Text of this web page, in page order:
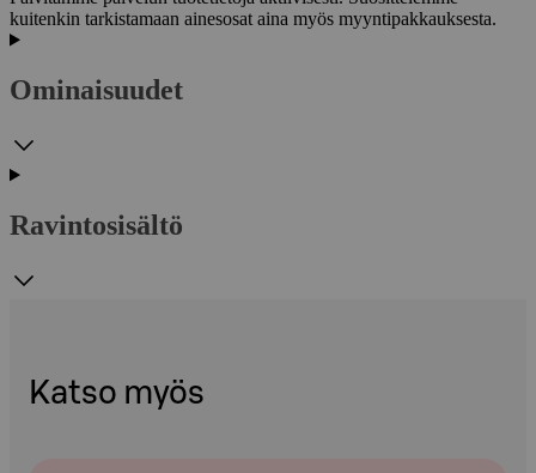
kuitenkin tarkistamaan ainesosat aina myös myyntipakkauksesta.
Ominaisuudet
Ravintosisältö
Katso myös